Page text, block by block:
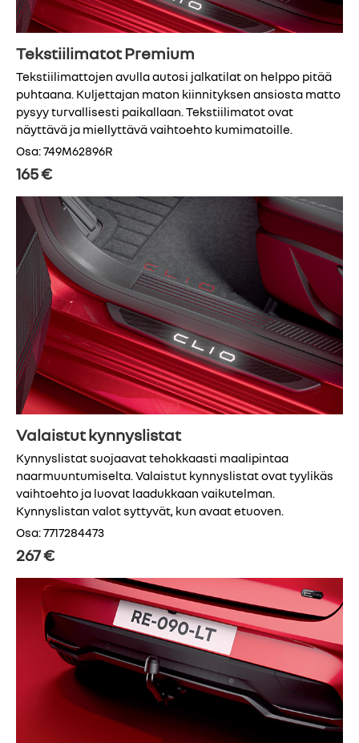
Tekstiilimatot Premium
Tekstiilimattojen avulla autosi jalkatilat on helppo pitää
puhtaana. Kuljettajan maton kiinnityksen ansiosta matto
pysyy turvallisesti paikallaan. Tekstiilimatot ovat
näyttävä ja miellyttävä vaihtoehto kumimatoille.
Osa: 749M62896R
165 €
Valaistut kynnyslistat
Kynnyslistat suojaavat tehokkaasti maalipintaa
naarmuuntumiselta. Valaistut kynnyslistat ovat tyylikäs
vaihtoehto ja luovat laadukkaan vaikutelman.
Kynnyslistan valot syttyvät, kun avaat etuoven.
Osa: 7717284473
267 €